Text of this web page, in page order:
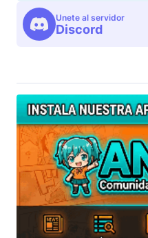
Unete al servidor
Discord